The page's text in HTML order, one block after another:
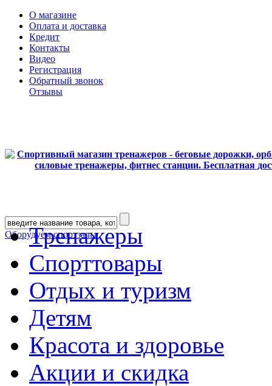
О магазине
Оплата и доставка
Кредит
Контакты
Видео
Регистрация
Обратный звонок
Отзывы
Оборудуем спортзалы
Тренажеры
Спорттовары
Отдых и туризм
Детям
Красота и здоровье
Акции и скидка